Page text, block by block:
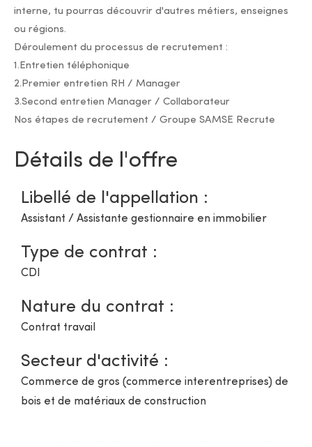
interne, tu pourras découvrir d'autres métiers, enseignes
ou régions.
Déroulement du processus de recrutement :
1.Entretien téléphonique
2.Premier entretien RH / Manager
3.Second entretien Manager / Collaborateur
Nos étapes de recrutement / Groupe SAMSE Recrute
Détails de l'offre
Libellé de l'appellation :
Assistant / Assistante gestionnaire en immobilier
Type de contrat :
CDI
Nature du contrat :
Contrat travail
Secteur d'activité :
Commerce de gros (commerce interentreprises) de
bois et de matériaux de construction